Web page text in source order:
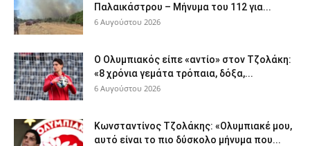
Παλαικάστρου – Μήνυμα του 112 για...
6 Αυγούστου 2026
Ο Ολυμπιακός είπε «αντίο» στον Τζολάκη:
«8 χρόνια γεμάτα τρόπαια, δόξα,...
6 Αυγούστου 2026
Κωνσταντίνος Τζολάκης: «Ολυμπιακέ μου,
αυτό είναι το πιο δύσκολο μήνυμα που...